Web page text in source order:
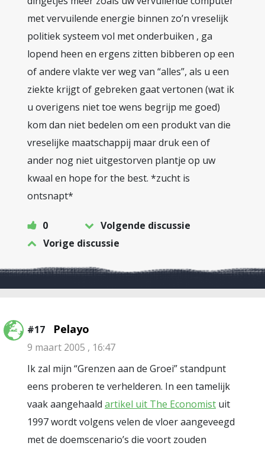
met vervuilende energie binnen zo’n vreselijk
politiek systeem vol met onderbuiken , ga
lopend heen en ergens zitten bibberen op een
of andere vlakte ver weg van “alles”, als u een
ziekte krijgt of gebreken gaat vertonen (wat ik
u overigens niet toe wens begrijp me goed)
kom dan niet bedelen om een produkt van die
vreselijke maatschappij maar druk een of
ander nog niet uitgestorven plantje op uw
kwaal en hope for the best. *zucht is
ontsnapt*
0
Volgende discussie
Vorige discussie
#17 Pelayo
9 maart 2005 , 16:47
Ik zal mijn “Grenzen aan de Groei” standpunt
eens proberen te verhelderen. In een tamelijk
vaak aangehaald artikel uit The Economist uit
1997 wordt volgens velen de vloer aangeveegd
met de doemscenario’s die voort zouden